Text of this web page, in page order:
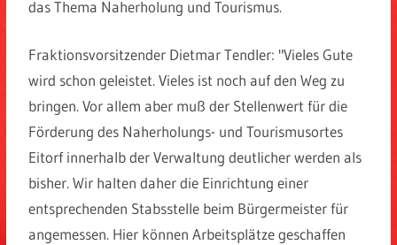
das Thema Naherholung und Tourismus.
Fraktionsvorsitzender Dietmar Tendler: "Vieles Gute
wird schon geleistet. Vieles ist noch auf den Weg zu
bringen. Vor allem aber muß der Stellenwert für die
Förderung des Naherholungs- und Tourismusortes
Eitorf innerhalb der Verwaltung deutlicher werden als
bisher. Wir halten daher die Einrichtung einer
entsprechenden Stabsstelle beim Bürgermeister für
angemessen. Hier können Arbeitsplätze geschaffen